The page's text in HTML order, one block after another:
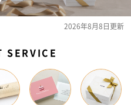
2026年8月8日更新
SERVICE